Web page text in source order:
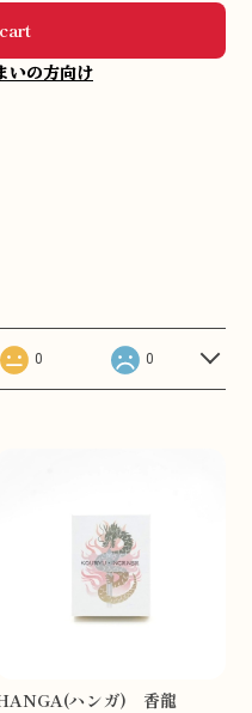
いの方向け
0 0
ハンガ) 香龍